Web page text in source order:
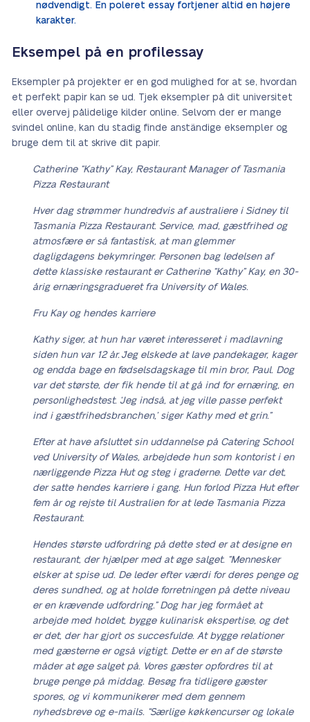
nødvendigt. En poleret essay fortjener altid en højere
karakter.
Eksempel på en profilessay
Eksempler på projekter er en god mulighed for at se, hvordan
et perfekt papir kan se ud. Tjek eksempler på dit universitet
eller overvej pålidelige kilder online. Selvom der er mange
svindel online, kan du stadig finde anständige eksempler og
bruge dem til at skrive dit papir.
Catherine “Kathy” Kay, Restaurant Manager of Tasmania
Pizza Restaurant
Hver dag strømmer hundredvis af australiere i Sidney til
Tasmania Pizza Restaurant. Service, mad, gæstfrihed og
atmosfære er så fantastisk, at man glemmer
dagligdagens bekymringer. Personen bag ledelsen af
dette klassiske restaurant er Catherine “Kathy” Kay, en 30-
årig ernæringsgradueret fra University of Wales.
Fru Kay og hendes karriere
Kathy siger, at hun har været interesseret i madlavning
siden hun var 12 år. “Jeg elskede at lave pandekager, kager
og endda bage en fødselsdagskage til min bror, Paul. Dog
var det største, der fik hende til at gå ind for ernæring, en
personlighedstest. ‘Jeg indså, at jeg ville passe perfekt
ind i gæstfrihedsbranchen,’ siger Kathy med et grin.”
Efter at have afsluttet sin uddannelse på Catering School
ved University of Wales, arbejdede hun som kontorist i en
nærliggende Pizza Hut og steg i graderne. Dette var det,
der satte hendes karriere i gang. Hun forlod Pizza Hut efter
fem år og rejste til Australien for at lede Tasmania Pizza
Restaurant.
Hendes største udfordring på dette sted er at designe en
restaurant, der hjælper med at øge salget. “Mennesker
elsker at spise ud. De leder efter værdi for deres penge og
deres sundhed, og at holde forretningen på dette niveau
er en krævende udfordring.” Dog har jeg formået at
arbejde med holdet, bygge kulinarisk ekspertise, og det
er det, der har gjort os succesfulde. At bygge relationer
med gæsterne er også vigtigt. Dette er en af de største
måder at øge salget på. Vores gæster opfordres til at
bruge penge på middag. Besøg fra tidligere gæster
spores, og vi kommunikerer med dem gennem
nyhedsbreve og e-mails. “Særlige køkkencurser og lokale